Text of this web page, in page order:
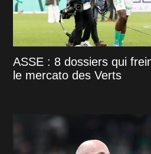
ASSE : 8 dossiers qui
le mercato des Verts